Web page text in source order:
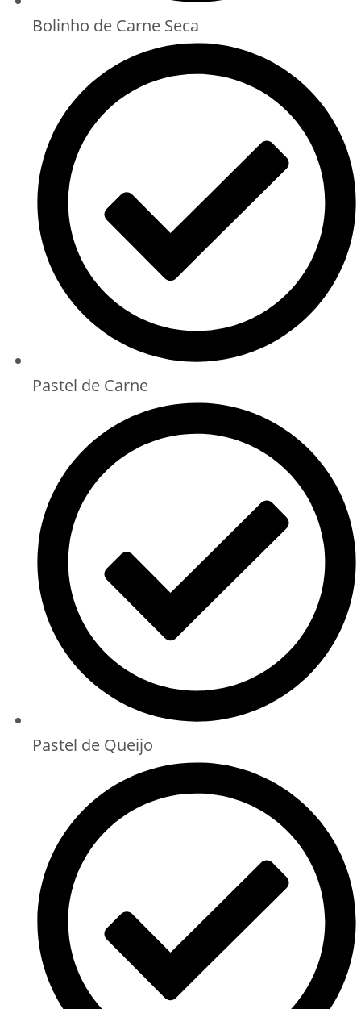
Bolinho de Carne Seca
Pastel de Carne
Pastel de Queijo